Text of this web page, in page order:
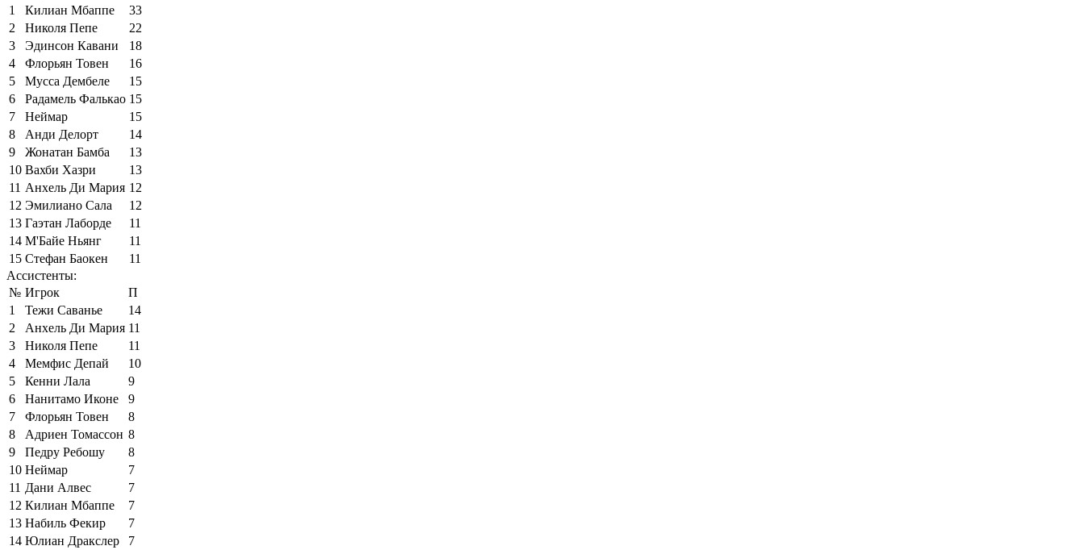
1
Килиан Мбаппе
33
2
Николя Пепе
22
3
Эдинсон Кавани
18
4
Флорьян Товен
16
5
Мусса Дембеле
15
6
Радамель Фалькао 15
7
Неймар
15
8
Анди Делорт
14
9
Жонатан Бамба
13
10 Вахби Хазри
13
11 Анхель Ди Мария 12
12 Эмилиано Сала
12
13 Гаэтан Лаборде
11
14 М'Байе Ньянг
11
15 Стефан Баокен
11
Ассистенты:
№ Игрок
П
1
Тежи Саванье
14
2
Анхель Ди Мария 11
3
Николя Пепе
11
4
Мемфис Депай
10
5
Кенни Лала
9
6
Нанитамо Иконе
9
7
Флорьян Товен
8
8
Адриен Томассон 8
9
Педру Ребошу
8
10 Неймар
7
11 Дани Алвес
7
12 Килиан Мбаппе
7
13 Набиль Фекир
7
14 Юлиан Дракслер
7